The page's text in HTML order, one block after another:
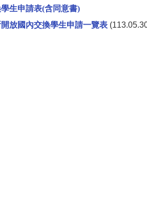
生申請表(含同意書)
放國內交換學生申請一覽表